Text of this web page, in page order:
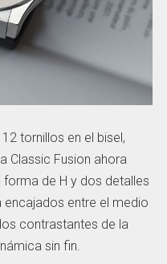
tornillos en el bisel,
Classic Fusion ahora
de H y dos detalles
entre el medio
contrastantes de la
sin fin.